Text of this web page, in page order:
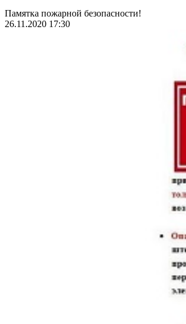
Памятка пожарной безопасности!
26.11.2020 17:30